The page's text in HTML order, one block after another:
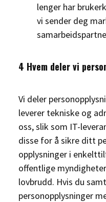
lenger har
vi sender deg
4 Hvem deler vi
Vi deler
leverer tekniske og
oss, slik som IT-
disse for å sikre ditt
opplysninger i
offentlige
lovbrudd. Hvis du
personopplysninger